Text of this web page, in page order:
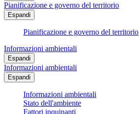
Pianificazione e governo del territorio
Espandi
Pianificazione e governo del territorio
Informazioni ambientali
Espandi
Informazioni ambientali
Espandi
Informazioni ambientali
Stato dell'ambiente
Fattori inquinanti